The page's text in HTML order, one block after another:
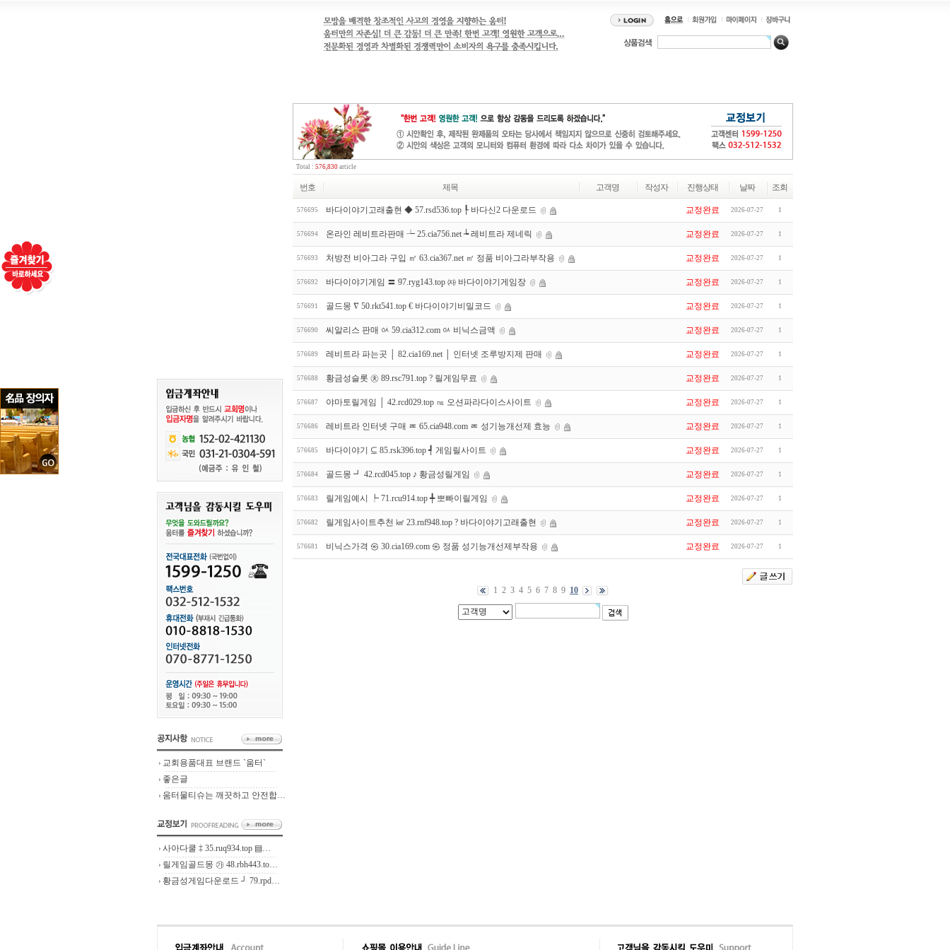
교회용품대표 브랜드 `움터`
좋은글
움터물티슈는 깨끗하고 안전합…
사아다쿨 ‡ 35.ruq934.top ▤…
릴게임골드몽 ㉮ 48.rbh443.to…
황금성게임다운로드 ┘ 79.rpd…
Total : 576,830 article
번호 제목 고객명 작성자 진행상태 날짜 조회
576695 바다이야기고래출현 ◆ 57.rsd536.top ┞ 바다신2 다운로드 교정완료 2026-07-27 1
576694 온라인 레비트라판매 ┶ 25.cia756.net ┶ 레비트라 제네릭 교정완료 2026-07-27 1
576693 처방전 비아그라 구입 ㎡ 63.cia367.net ㎡ 정품 비아그라부작용 교정완료 2026-07-27 1
576692 바다이야기게임 〓 97.ryg143.top ㈖ 바다이야기게임장 교정완료 2026-07-27 1
576691 골드몽 ∇ 50.rkt541.top € 바다이야기비밀코드 교정완료 2026-07-27 1
576690 씨알리스 판매 ㆂ 59.cia312.com ㆂ 비닉스금액 교정완료 2026-07-27 1
576689 레비트라 파는곳 │ 82.cia169.net │ 인터넷 조루방지제 판매 교정완료 2026-07-27 1
576688 황금성슬롯 ㉩ 89.rsc791.top ? 릴게임무료 교정완료 2026-07-27 1
576687 야마토릴게임 │ 42.rcd029.top ㎱ 오션파라다이스사이트 교정완료 2026-07-27 1
576686 레비트라 인터넷 구매 ㄾ 65.cia948.com ㄾ 성기능개선제 효능 교정완료 2026-07-27 1
576685 바다이야기 ⊆ 85.rsk396.top ┩ 게임릴사이트 교정완료 2026-07-27 1
576684 골드몽 ┛ 42.rcd045.top ♪ 황금성릴게임 교정완료 2026-07-27 1
576683 릴게임예시 ┡ 71.rcu914.top ╇ 뽀빠이릴게임 교정완료 2026-07-27 1
576682 릴게임사이트추천 ㎢ 23.rnf948.top ? 바다이야기고래출현 교정완료 2026-07-27 1
576681 비닉스가격 ㉿ 30.cia169.com ㉿ 정품 성기능개선제부작용 교정완료 2026-07-27 1
1 2 3 4 5 6 7 8 9 10